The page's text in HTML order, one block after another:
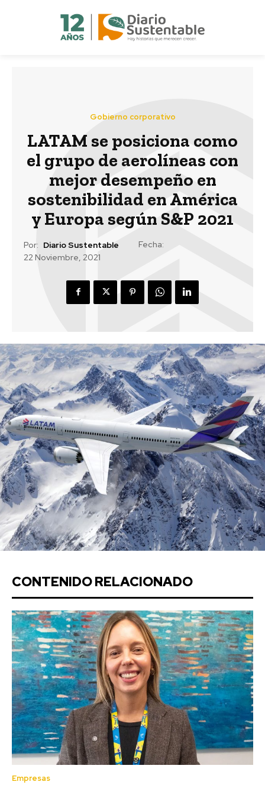
Gobierno corporativo
LATAM se posiciona como
el grupo de aerolíneas con
mejor desempeño en
sostenibilidad en América
y Europa según S&P 2021
Por: Diario Sustentable
Fecha:
22 Noviembre, 2021
CONTENIDO RELACIONADO
Empresas